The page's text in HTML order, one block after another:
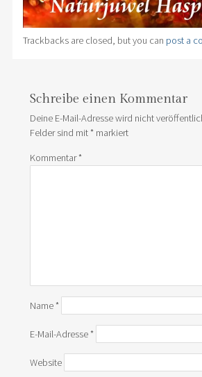
Trackbacks are closed, but you can post a
Schreibe einen Kommentar
Deine E-Mail-Adresse wird nicht
Felder sind mit*markiert
Kommentar*
Name*
E-Mail-Adresse*
Website